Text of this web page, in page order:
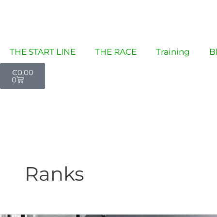
THE START LINE
THE RACE Training
€0,00
0
Warenkorb
Ranks